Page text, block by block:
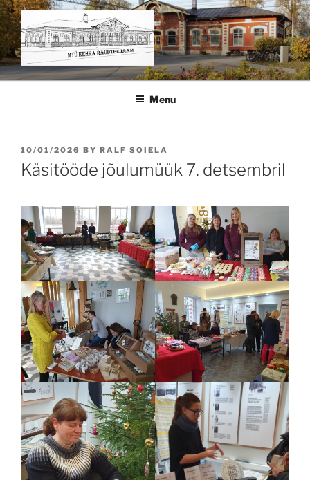
Skip
to
content
KEHRA MUUSEUM – MTÜ
KEHRA RAUDTEEJAAM
Menu
POSTED
ON
10/01/2026 BY RALF SOIELA
Käsitööde jõulumüük 7. detsembril